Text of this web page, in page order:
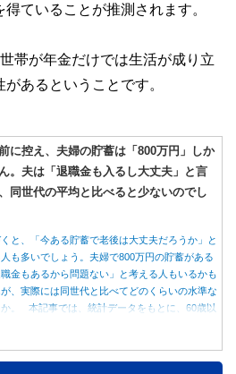
ていることが推測されます。
帯が年金だけでは生活が成り立
あるということです。
に控え、夫婦の貯蓄は「800万円」しか
。夫は「退職金も入るし大丈夫」と言
同世代の平均と比べると少ないのでし
と、「今ある貯蓄で老後は大丈夫だろうか」と
も多いでしょう。夫婦で800万円の貯蓄がある
金もあるから問題ない」と考える人もいるかも
が、実際には同世代と比べてどのくらいの水準な
。 本記事では、統計データをもとに、60歳以